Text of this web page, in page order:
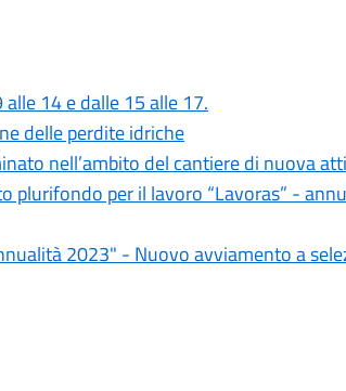
alle 14 e dalle 15 alle 17.
delle perdite idriche
nell’ambito del cantiere di nuova
plurifondo per il lavoro “Lavoras” -
2023" - Nuovo avviamento a